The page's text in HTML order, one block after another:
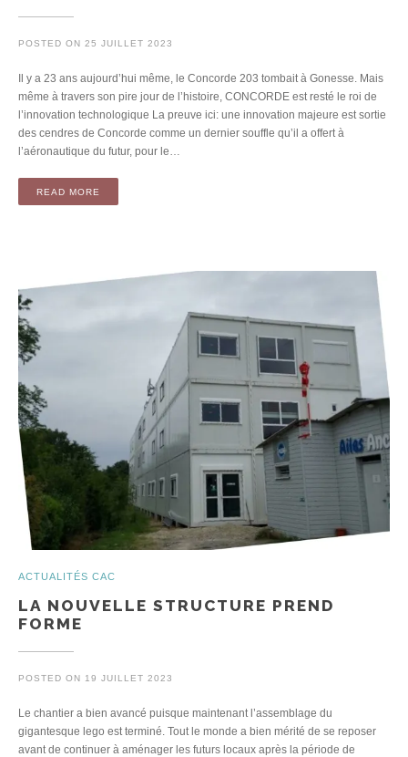
POSTED ON 25 JUILLET 2023
Il y a 23 ans aujourd’hui même, le Concorde 203 tombait à Gonesse. Mais
même à travers son pire jour de l’histoire, CONCORDE est resté le roi de
l’innovation technologique La preuve ici: une innovation majeure est sortie
des cendres de Concorde comme un dernier souffle qu’il a offert à
l’aéronautique du futur, pour le…
READ MORE
ACTUALITÉS CAC
LA NOUVELLE STRUCTURE PREND
FORME
POSTED ON 19 JUILLET 2023
Le chantier a bien avancé puisque maintenant l’assemblage du
gigantesque lego est terminé. Tout le monde a bien mérité de se reposer
avant de continuer à aménager les futurs locaux après la période de